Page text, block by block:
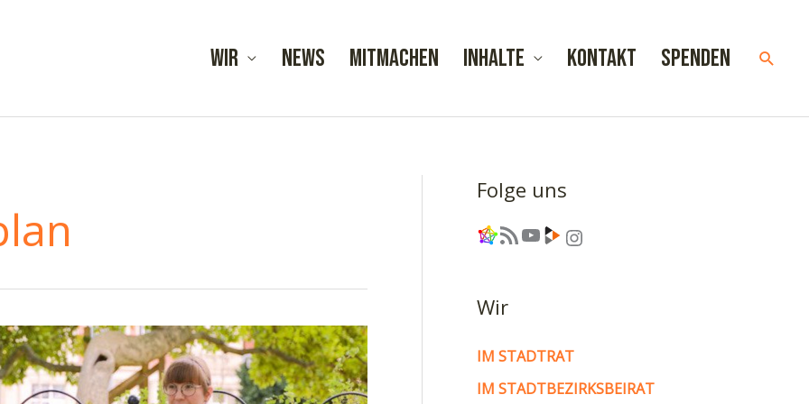
Wir News Mitmachen Inhalte Kontakt Spenden
Folge uns
Link RSS-Feed YouTube Link Instagram
Wir
IM STADTRAT
IM STADTBEZIRKSBEIRAT